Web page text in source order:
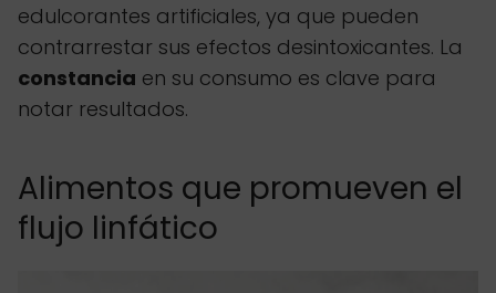
edulcorantes artificiales, ya que pueden
contrarrestar sus efectos desintoxicantes. La
constancia en su consumo es clave para
notar resultados.
Alimentos que promueven el
flujo linfático